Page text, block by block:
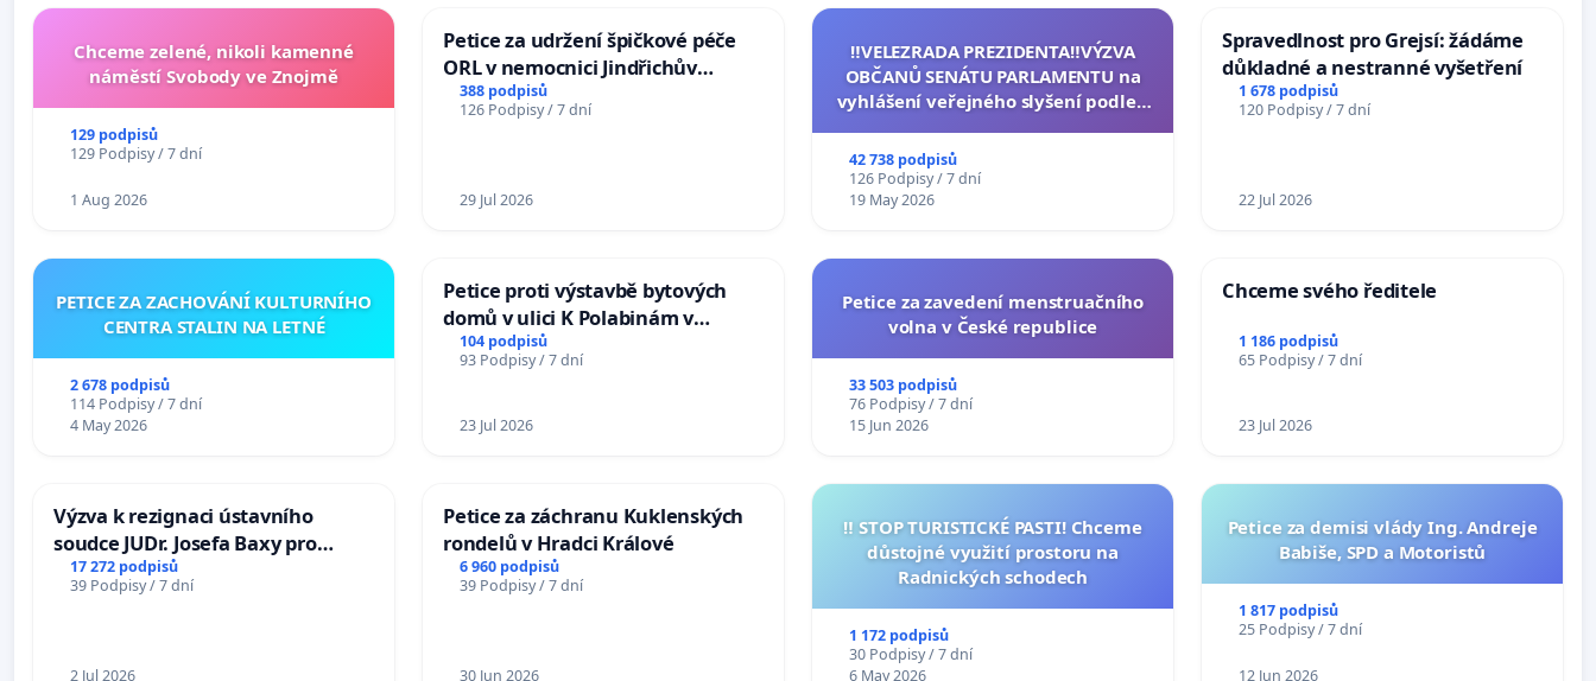
Chceme zelené, nikoli kamenné
náměstí Svobody ve Znojmě
129 podpisů
129 Podpisy / 7 dní
1 Aug 2026
Petice za udržení špičkové péče
ORL v nemocnici Jindřichův
Hradec
388 podpisů
126 Podpisy / 7 dní
29 Jul 2026
‼️VELEZRADA PREZIDENTA‼️VÝZVA
OBČANŮ SENÁTU PARLAMENTU na
vyhlášení veřejného slyšení podle §
na přijetí usnesení k podání ústavní
žaloby na prezidenta republiky
42 738 podpisů
126 Podpisy / 7 dní
19 May 2026
Spravedlnost pro Grejsí: žádáme
důkladné a nestranné vyšetření
1 678 podpisů
120 Podpisy / 7 dní
22 Jul 2026
PETICE ZA ZACHOVÁNÍ KULTURNÍHO
CENTRA STALIN NA LETNÉ
2 678 podpisů
114 Podpisy / 7 dní
4 May 2026
Petice proti výstavbě bytových
domů v ulici K Polabinám v
Pardubicích
104 podpisů
93 Podpisy / 7 dní
23 Jul 2026
Petice za zavedení menstruačního
volna v České republice
33 503 podpisů
76 Podpisy / 7 dní
15 Jun 2026
Chceme svého ředitele
1 186 podpisů
65 Podpisy / 7 dní
23 Jul 2026
Výzva k rezignaci ústavního
soudce JUDr. Josefa Baxy pro
ohrožení důvěry ve spravedlivý
proces
17 272 podpisů
39 Podpisy / 7 dní
2 Jul 2026
Petice za záchranu Kuklenských
rondelů v Hradci Králové
6 960 podpisů
39 Podpisy / 7 dní
30 Jun 2026
‼️ STOP TURISTICKÉ PASTI! Chceme
důstojné využití prostoru na
Radnických schodech
1 172 podpisů
30 Podpisy / 7 dní
6 May 2026
Petice za demisi vlády Ing. Andreje
Babiše, SPD a Motoristů
1 817 podpisů
25 Podpisy / 7 dní
12 Jun 2026